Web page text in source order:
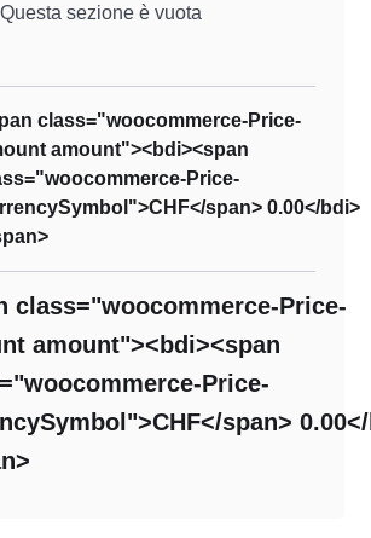
Questa sezione è vuota
class="woocommerce-Price-
amount"><bdi><span
Price-
span> 0.00</bdi>
class="woocommerce-Price-
amount"><bdi><span
Price-
span>